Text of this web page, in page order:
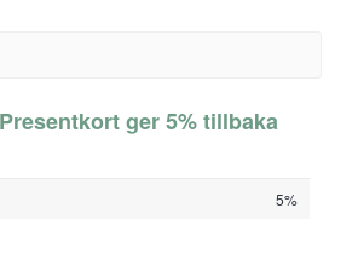
ger 5% tillbaka
5%